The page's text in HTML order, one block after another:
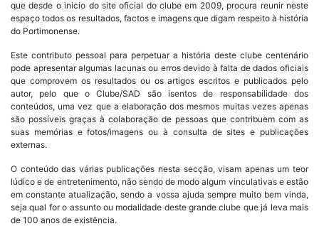
que desde o inicio do site oficial do clube em 2009, procura reunir neste
espaço todos os resultados, factos e imagens que digam respeito à história
do Portimonense.
Este contributo pessoal para perpetuar a história deste clube centenário
pode apresentar algumas lacunas ou erros devido à falta de dados oficiais
que comprovem os resultados ou os artigos escritos e publicados pelo
autor, pelo que o Clube/SAD são isentos de responsabilidade dos
conteúdos, uma vez que a elaboração dos mesmos muitas vezes apenas
são possíveis graças à colaboração de pessoas que contribuem com as
suas memórias e fotos/imagens ou à consulta de sites e publicações
externas.
O conteúdo das várias publicações nesta secção, visam apenas um teor
lúdico e de entretenimento, não sendo de modo algum vinculativas e estão
em constante atualização, sendo a vossa ajuda sempre muito bem vinda,
seja qual for o assunto ou modalidade deste grande clube que já leva mais
de 100 anos de existência.